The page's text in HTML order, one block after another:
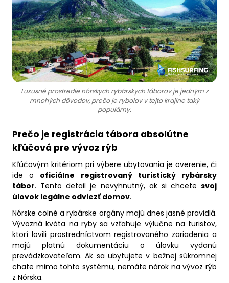
Luxusné prostredie nórskych rybárskych táborov je jedným z
mnohých dôvodov, prečo je rybolov v tejto krajine taký
populárny.
Prečo je registrácia tábora absolútne
kľúčová pre vývoz rýb
Kľúčovým kritériom pri výbere ubytovania je overenie, či
ide o oficiálne registrovaný turistický rybársky
tábor. Tento detail je nevyhnutný, ak si chcete svoj
úlovok legálne odviezť domov.
Nórske colné a rybárske orgány majú dnes jasné pravidlá.
Vývozná kvóta na ryby sa vzťahuje výlučne na turistov,
ktorí lovili prostredníctvom registrovaného zariadenia a
majú platnú dokumentáciu o úlovku vydanú
prevádzkovateľom. Ak sa ubytujete v bežnej súkromnej
chate mimo tohto systému, nemáte nárok na vývoz rýb
z Nórska.